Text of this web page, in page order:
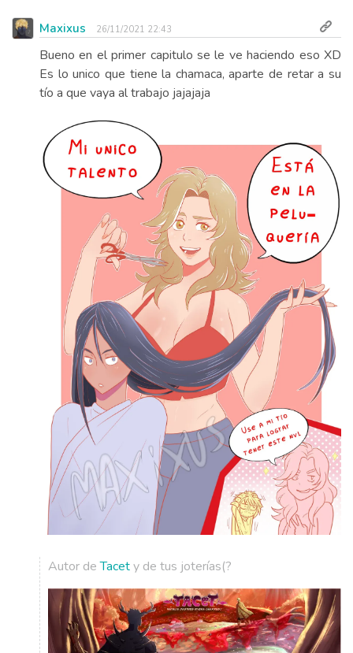
Maxixus 26/11/2021 22:43
Bueno en el primer capitulo se le ve haciendo eso XD
Es lo unico que tiene la chamaca, aparte de retar a su
tío a que vaya al trabajo jajajaja
Autor deTacety de tus joterías(?